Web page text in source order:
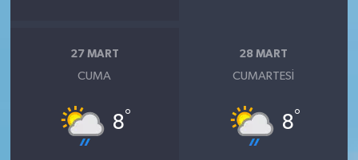
27 MART
CUMA
8°
28 MART
CUMARTESI
8°